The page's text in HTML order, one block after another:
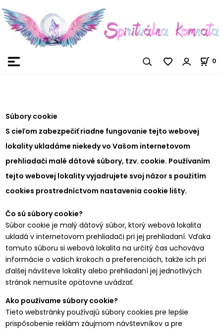
0
Súbory cookie
S cieľom zabezpečiť riadne fungovanie tejto webovej
lokality ukladáme niekedy vo Vašom internetovom
prehliadači malé dátové súbory, tzv. cookie. Používaním
tejto webovej lokality vyjadrujete svoj názor s použitím
cookies prostredníctvom nastavenia cookie lišty.
Čo sú súbory cookie?
Súbor cookie je malý dátový súbor, ktorý webová lokalita
ukladá v internetovom prehliadači pri jej prehliadaní. Vďaka
tomuto súboru si webová lokalita na určitý čas uchováva
informácie o vašich krokoch a preferenciách, takže ich pri
ďalšej návšteve lokality alebo prehliadaní jej jednotlivých
stránok nemusíte opätovne uvádzať.
Ako používame súbory cookie?
Tieto webstránky používajú súbory cookies pre lepšie
prispôsobenie reklám záujmom návštevníkov a pre